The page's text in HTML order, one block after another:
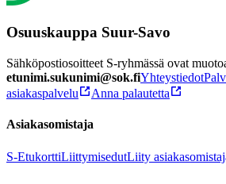
Osuuskauppa Suur-Savo
Sähköpostiosoitteet S-ryhmässä ovat
etunimi.sukunimi@sok.fiYhteystiedot
asiakaspalvelu
Anna palautetta
Asiakasomistaja
S-EtukorttiLiittymisedutLiity